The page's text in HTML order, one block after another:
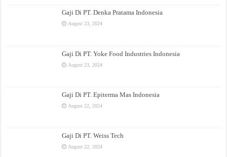
Gaji Di PT. Denka Pratama Indonesia
August 23, 2024
Gaji Di PT. Yoke Food Industries Indonesia
August 23, 2024
Gaji Di PT. Epiterma Mas Indonesia
August 22, 2024
Gaji Di PT. Weiss Tech
August 22, 2024